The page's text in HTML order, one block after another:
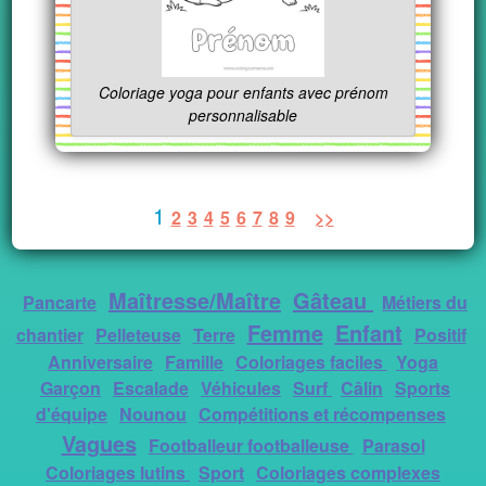
Coloriage yoga pour enfants avec prénom
personnalisable
1 2 3 4 5 6 7 8 9 >>
Pancarte Maîtresse/Maître Gâteau
Métiers du
chantier Pelleteuse Terre Femme Enfant Positif
Anniversaire Famille Coloriages faciles Yoga
Garçon Escalade Véhicules Surf Câlin Sports
d'équipe Nounou Compétitions et récompenses
Vagues Footballeur footballeuse Parasol
Coloriages lutins Sport Coloriages complexes